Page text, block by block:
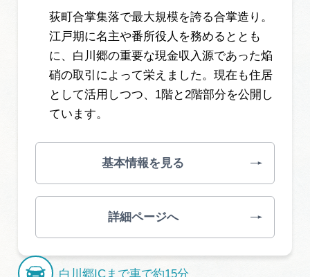
荻町合掌集落で最大規模を誇る合掌造り。
江戸期に名主や番所役人を務めるととも
に、白川郷の重要な現金収入源であった焔
硝の取引によって栄えました。現在も住居
として活用しつつ、1階と2階部分を公開し
ています。
基本情報を見る
詳細ページへ
白川郷ICまで車で約15分